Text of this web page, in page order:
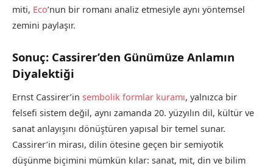
miti, Eco’nun bir romanı analiz etmesiyle aynı yöntemsel
zemini paylaşır.
Sonuç: Cassirer’den Günümüze Anlamın
Diyalektiği
Ernst Cassirer’in sembolik formlar kuramı, yalnızca bir
felsefi sistem değil, aynı zamanda 20. yüzyılın dil, kültür ve
sanat anlayışını dönüştüren yapısal bir temel sunar.
Cassirer’in mirası, dilin ötesine geçen bir semiyotik
düşünme biçimini mümkün kılar: sanat, mit, din ve bilim